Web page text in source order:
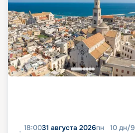
18:0031 августа 2026пн 10 дн/9